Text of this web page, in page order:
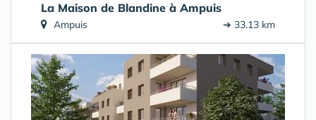
La Maison de Blandine à Ampuis
Ampuis ➔ 33.13 km